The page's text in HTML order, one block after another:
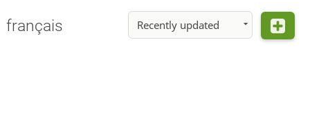
français Recently updated